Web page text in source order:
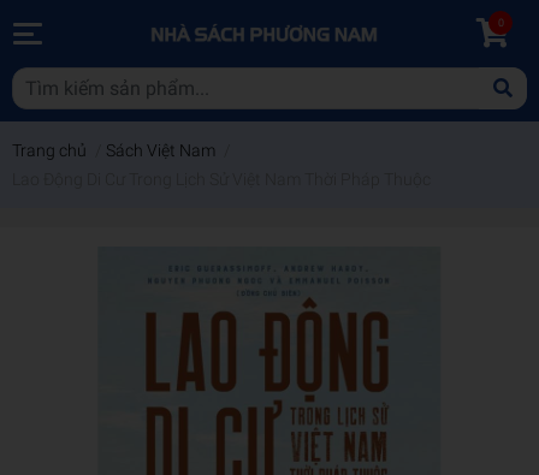
0
Trang chủ Sách Việt Nam